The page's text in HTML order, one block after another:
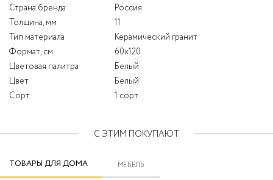
Страна бренда
Россия
Толщина, мм
11
Тип материала
Керамический гранит
Формат, см
60x120
Цветовая палитра
Белый
Цвет
Белый
Сорт
1 сорт
С ЭТИМ ПОКУПАЮТ
ТОВАРЫ ДЛЯ ДОМА МЕБЕЛЬ